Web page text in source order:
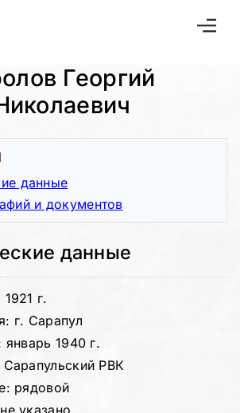
Георгий
данные
г.
г. Сарапул
1940 г.
РВК
рядовой
указано
данные
и документов